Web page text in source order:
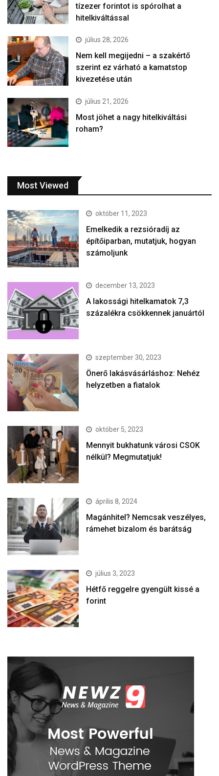
tízezer forintot is spórolhat a
hitelkiváltással
július 28, 2026
Nem kell megijedni – a szakértő
szerint ez várható a kamatstop
kivezetése után
július 21, 2026
Most jöhet a nagy hitelkiváltási
roham?
Most Viewed
október 11, 2023
Emelkedik a rezsióradíj az
építőiparban, mutatjuk, hogyan
számoljunk
december 13, 2023
A lakossági hitelkamatok 7,3
százalékra csökkennek januártól
szeptember 30, 2023
Önerő lakásvásárláshoz: Nehéz
helyzetben a fiatalok
október 5, 2023
Mennyit bukhatunk városi CSOK
nélkül? Megmutatjuk!
április 8, 2024
Magánhitel? Nemcsak veszélyes,
rámehet bizalom és barátság
július 3, 2023
Hétfő reggelre gyengült kissé a
forint